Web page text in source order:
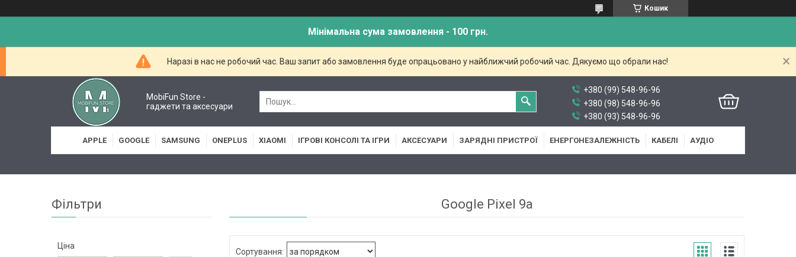
Кошик
Мінімальна сума замовлення - 100 грн.
Наразі в нас не робочий час. Ваш запит або замовлення буде опрацьовано у найближчий робочий час. Дякуємо що обрали нас!
MobiFun Store -
гаджети та аксесуари
+380 (99) 548-96-96
+380 (98) 548-96-96
+380 (93) 548-96-96
APPLE GOOGLE SAMSUNG ONEPLUS XIAOMI ІГРОВІ КОНСОЛІ ТА ІГРИ АКСЕСУАРИ ЗАРЯДНІ ПРИСТРОЇ ЕНЕРГОНЕЗАЛЕЖНІСТЬ КАБЕЛІ АУДІО
Google Pixel 9a
Фільтри
Ціна